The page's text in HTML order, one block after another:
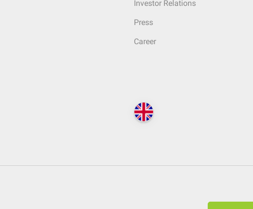
Investor Relations
Press
Career